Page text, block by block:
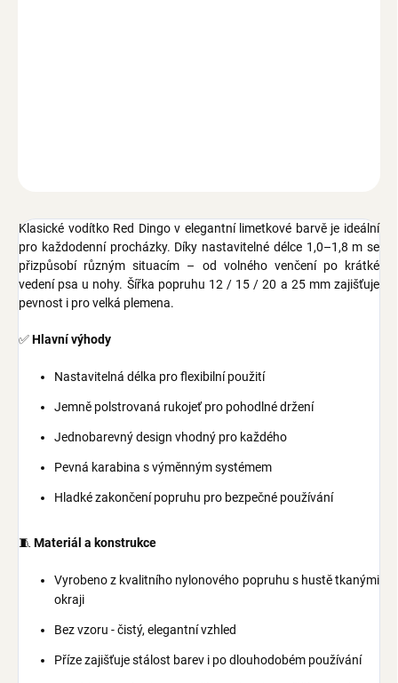
Klasické vodítko Red Dingo v elegantní limetkové barvě je ideální
pro každodenní procházky. Díky nastavitelné délce 1,0–1,8 m se
přizpůsobí různým situacím – od volného venčení po krátké
vedení psa u nohy. Šířka popruhu 12 / 15 / 20 a 25 mm zajišťuje
pevnost i pro velká plemena.
✅Hlavní výhody
Nastavitelná délka pro flexibilní použití
Jemně polstrovaná rukojeť pro pohodlné držení
Jednobarevný design vhodný pro každého
Pevná karabina s výměnným systémem
Hladké zakončení popruhu pro bezpečné používání
🧵Materiál a konstrukce
Vyrobeno z kvalitního nylonového popruhu s hustě tkanými
okraji
Bez vzoru - čistý, elegantní vzhled
Příze zajišťuje stálost barev i po dlouhodobém používání